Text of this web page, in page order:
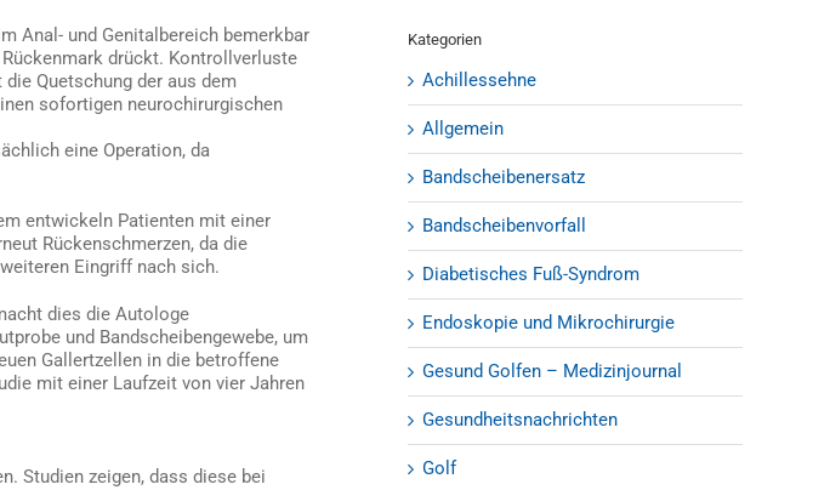
Anal- und Genitalbereich bemerkbar
drückt. Kontrollverluste
Quetschung der aus dem
sofortigen neurochirurgischen
eine Operation, da
entwickeln Patienten mit einer
Rückenschmerzen, da die
Eingriff nach sich.
dies die Autologe
und Bandscheibengewebe, um
Gallertzellen in die betroffene
mit einer Laufzeit von vier Jahren
Studien zeigen, dass diese bei
Kategorien
Achillessehne
Allgemein
Bandscheibenersatz
Bandscheibenvorfall
Diabetisches Fuß-Syndrom
Endoskopie und Mikrochirurgie
Gesund Golfen – Medizinjournal
Gesundheitsnachrichten
Golf